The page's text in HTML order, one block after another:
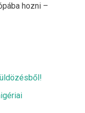
hozni –